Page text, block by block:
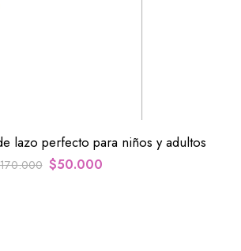
lazo perfecto para niños y adultos
170.000 $50.000